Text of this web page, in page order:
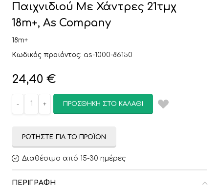
Παιχνιδιού Με Χάντρες 21τμχ
18m+, As Company
18m+
Κωδικός προϊόντος: as-1000-86150
24,40 €
ΠΡΟΣΘΉΚΗ ΣΤΟ ΚΑΛΆΘΙ
ΡΩΤΉΣΤΕ ΓΙΑ ΤΟ ΠΡΟΪΌΝ
Διαθέσιμο από 15-30 ημέρες
ΠΕΡΙΓΡΑΦΉ